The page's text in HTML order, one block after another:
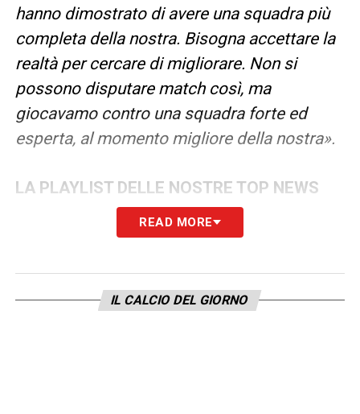
hanno dimostrato di avere una squadra più
completa della nostra. Bisogna accettare la
realtà per cercare di migliorare. Non si
possono disputare match così, ma
giocavamo contro una squadra forte ed
esperta, al momento migliore della nostra».
LA PLAYLIST DELLE NOSTRE TOP NEWS
READ MORE
IL CALCIO DEL GIORNO